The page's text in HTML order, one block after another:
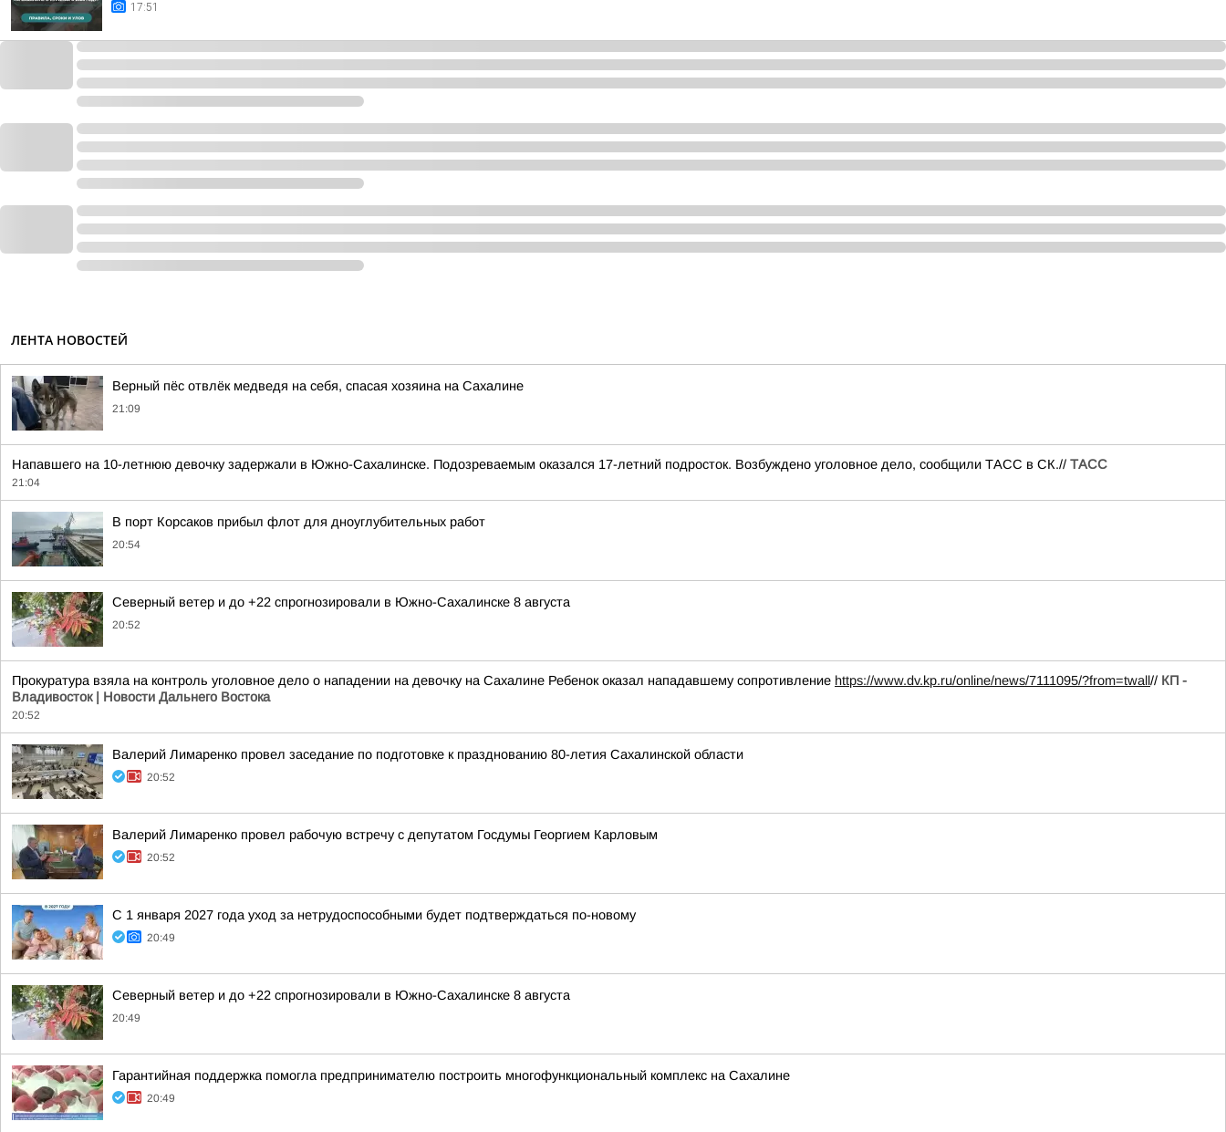
17:51
ЛЕНТА НОВОСТЕЙ
Верный пёс отвлёк медведя на себя, спасая хозяина на Сахалине
21:09
Напавшего на 10-летнюю девочку задержали в Южно-Сахалинске. Подозреваемым оказался 17-летний подросток. Возбуждено уголовное дело, сообщили ТАСС в СК.// ТАСС
21:04
В порт Корсаков прибыл флот для дноуглубительных работ
20:54
Северный ветер и до +22 спрогнозировали в Южно-Сахалинске 8 августа
20:52
Прокуратура взяла на контроль уголовное дело о нападении на девочку на Сахалине Ребенок оказал нападавшему сопротивление https://www.dv.kp.ru/online/news/7111095/?from=twall// КП -
Владивосток | Новости Дальнего Востока
20:52
Валерий Лимаренко провел заседание по подготовке к празднованию 80-летия Сахалинской области
20:52
Валерий Лимаренко провел рабочую встречу с депутатом Госдумы Георгием Карловым
20:52
С 1 января 2027 года уход за нетрудоспособными будет подтверждаться по-новому
20:49
Северный ветер и до +22 спрогнозировали в Южно-Сахалинске 8 августа
20:49
Гарантийная поддержка помогла предпринимателю построить многофункциональный комплекс на Сахалине
20:49